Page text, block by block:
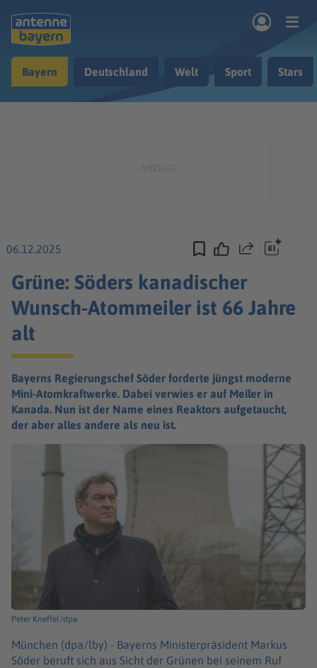
Musik & Radio
Bayern Deutschland Welt Sport Stars
06.12.2025 Teilen
Grüne: Söders kanadischer
Wunsch-Atommeiler ist 66 Jahre
alt
Bayerns Regierungschef Söder forderte jüngst moderne
Mini-Atomkraftwerke. Dabei verwies er auf Meiler in
Kanada. Nun ist der Name eines Reaktors aufgetaucht,
der aber alles andere als neu ist.
Peter Kneffel/dpa
München (dpa/lby) - Bayerns Ministerpräsident Markus
Söder beruft sich aus Sicht der Grünen bei seinem Ruf